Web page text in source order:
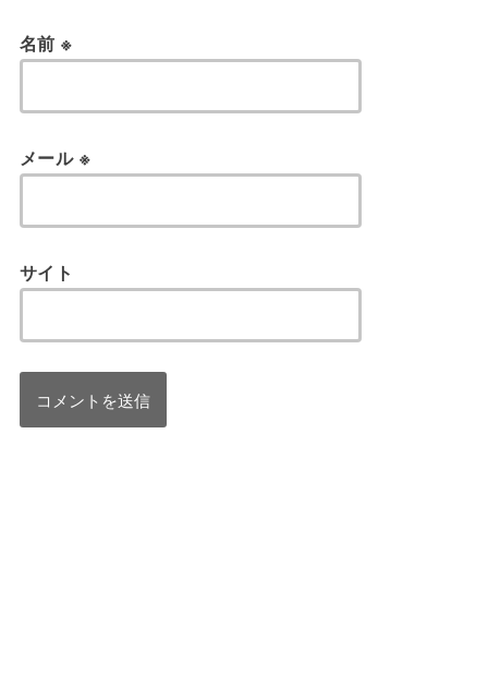
名前※
メール ※
サイト